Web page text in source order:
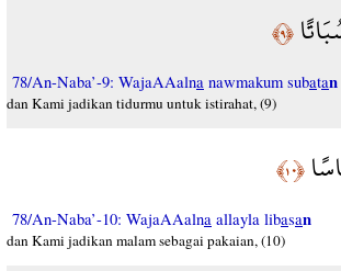
﴿٩﴾
78/An-Naba’-9: WajaAAalna nawmakum subatan
dan Kami jadikan tidurmu untuk istirahat, (9)
﴿١٠﴾
78/An-Naba’-10: WajaAAalna allayla libasan
dan Kami jadikan malam sebagai pakaian, (10)